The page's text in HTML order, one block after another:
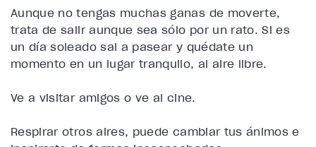
Aunque no tengas muchas ganas de moverte,
trata de salir aunque sea sólo por un rato. Si es
un día soleado sal a pasear y quédate un
momento en un lugar tranquilo, al aire libre.
Ve a visitar amigos o ve al cine.
Respirar otros aires, puede cambiar tus ánimos e